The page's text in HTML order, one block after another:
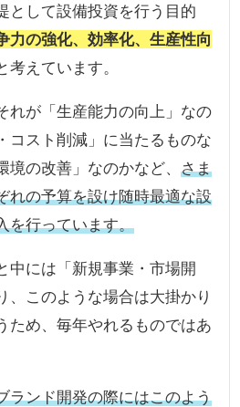
として設備投資を行う目的
力の強化、効率化、生産性向
考えています。
れが「生産能力の向上」なの
コスト削減」に当たるものな
境の改善」なのかなど、さま
れの予算を設け随時最適な設
を行っています。
中には「新規事業・市場開
、このような場合は大掛かり
ため、毎年やれるものではあ
ランド開発の際にはこのよう